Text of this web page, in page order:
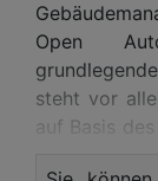
Open
steht vor
auf Basis